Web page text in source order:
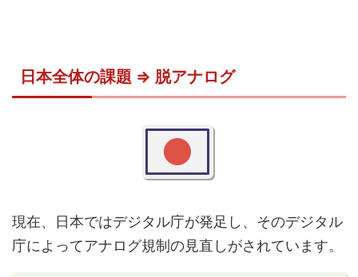
日本全体の課題 ⇒ 脱アナログ
現在、日本ではデジタル庁が発足し、そのデジタル
庁によってアナログ規制の見直しがされています。